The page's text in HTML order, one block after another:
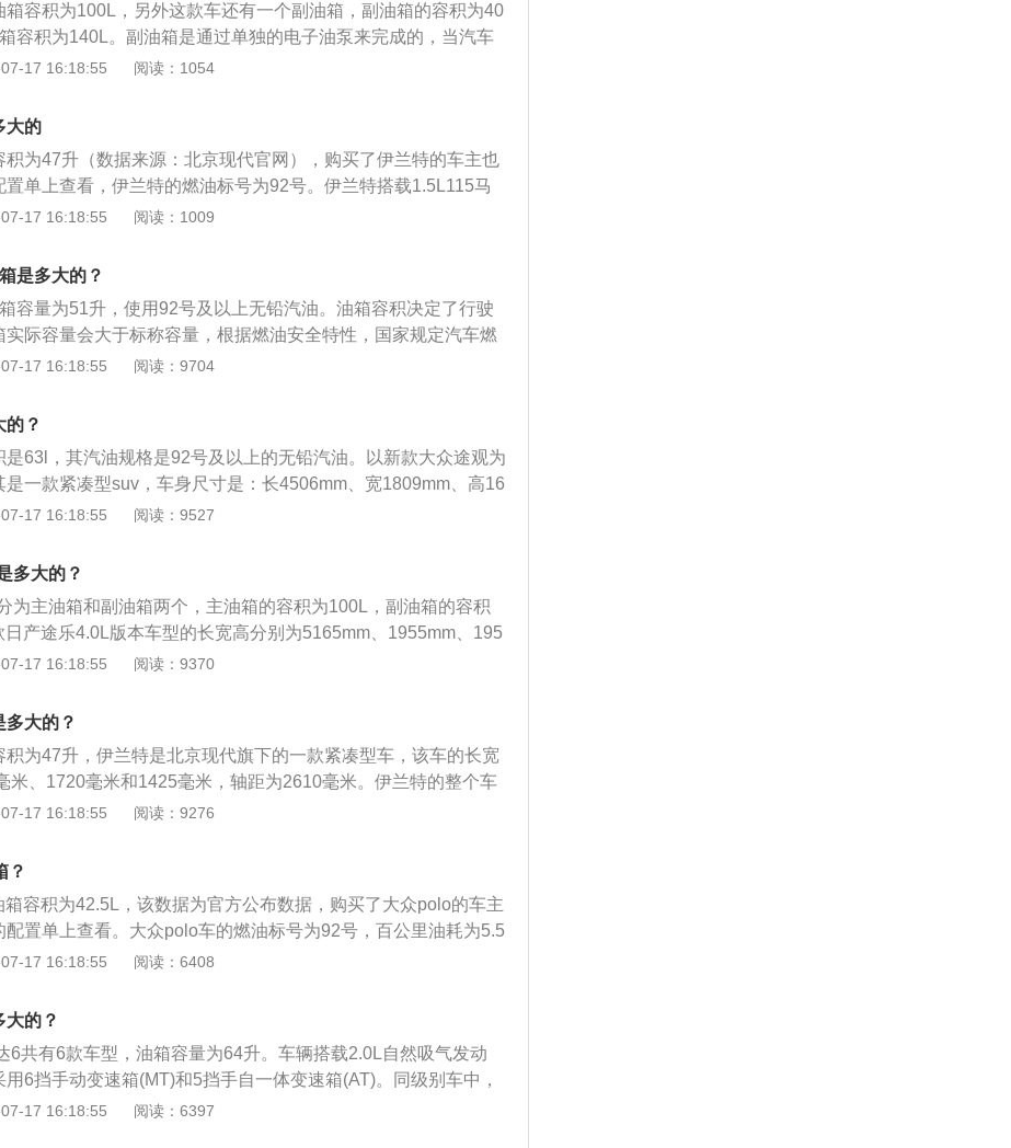
汽缸壁过热，导致活塞损坏。虽说高标号的汽油抗爆震能力较
择何种型号的汽油应当根据车型的要求，选择合适的即可。加油
油前应当关闭车辆发动机以及车内的一切电源，避免产生火花
防在行驶过程中抛锚。3、加油过程中，最好不要有人员停留
冷的冬季，衣服等物品都容易产生静电，在拿起加油枪之前应
。5、掌握加油枪的正确操作方法，如果不会，请工作人员帮忙
可能造成安全事故。
箱容积为100L，另外这款车还有一个副油箱，副油箱的容积为40
容积为140L。副油箱是通过单独的电子油泵来完成的，当汽车
低的时候，行车电脑会根据副油箱油量响应，将副油箱的燃油
车的长宽高尺寸分别为5165乘1995乘1955MM，汽车的轴距为3
日产途乐的采用的是非承载式车身结构，汽车的前、后悬架均为
。途乐一共使用了两款发动机，一款是4.0L自然吸气V6发动机，
然吸气V8发动机。4.0L自然吸气V6发动机拥有279马力和394牛
款发动机的最大功率转速为5600转每分钟，最大扭矩转速为40
是7AT变速箱。5.6L自然吸气V8发动机拥有398马力和555牛米
款发动机的最大功率转速为5800转每分钟，最大扭矩转速为4000
发动机搭载了缸内直喷技术，并且使用了铝合金缸盖缸体。与这
17 16:18:55 阅读：1054
大的
积为47升（数据来源：北京现代官网），购买了伊兰特的车主也
置单上查看，伊兰特的燃油标号为92号。伊兰特搭载1.5L115马
CVT变速箱，前置前驱，前悬架为麦弗逊式独立悬挂，后悬架为
油表进行读数的观察，如果没有其他问题，油量的数值会真实的
仪表的燃油表一般有5到6格，一般燃油表还剩2格的时候就要加
路没油的情况发生。
17 16:18:55 阅读：1009
是多大的？
容量为51升，使用92号及以上无铅汽油。油箱容积决定了行驶
实际容量会大于标称容量，根据燃油安全特性，国家规定汽车燃
定容量的95%，所以加满油时可比标称容量多10%油量。加油
一个通气孔。如果油加得太满，汽油就会从通气孔中溢出。通
油箱汽油加得太满，就会导致通气孔堵塞，反而会造成供油不
油的情况。对碳罐构成危害：碳罐用来吸附汽油蒸汽，一是防止
中污染环境；二是为了节能，重新利用这些挥发的汽油。汽油太
入碳罐中，直接损坏碳罐。
17 16:18:55 阅读：9704
的？
是63l，其汽油规格是92号及以上的无铅汽油。以新款大众途观为
是一款紧凑型suv，车身尺寸是：长4506mm、宽1809mm、高16
，车身重量为1600kg。动力上：新款大众途观搭载了1.8
的是6挡手自一体变速箱。
17 16:18:55 阅读：9527
多大的？
为主油箱和副油箱两个，主油箱的容积为100L，副油箱的容积
产途乐4.0L版本车型的长宽高分别为5165mm、1955mm、195
。途乐新车的前脸和常见的日产那些家用车不同，大面积
鼓出的腰线、平直的线条，途乐的C柱造型成为其的一大特色。
17 16:18:55 阅读：9370
多大的？
积为47升，伊兰特是北京现代旗下的一款紧凑型车，该车的长宽
米、1720毫米和1425毫米，轴距为2610毫米。伊兰特的整个车
，但前脸重新设计后却很有攻击性，发动机罩上两条粗棱线向
彩搭配显得很清新，在中控台和车门内扶手上还搭配了亚光金属
很时尚。
17 16:18:55 阅读：9276
？
容积为42.5L，该数据为官方公布数据，购买了大众polo的车主
配置单上查看。大众polo车的燃油标号为92号，百公里油耗为5.5
以跑的里程为772km。日常行驶过程中，需要随时注意油箱的
地反应到油表上。仪表的燃油表一般有5到6格，一般燃油表还剩
油，以免开到半路没油的情况发生。实际加油过程中，油的量
容积，这是由于汽车厂家所标定的油箱容积是从油箱底到安全
安全界度到油箱口还有一定的空间，这个空间是为了保证油箱
高的情况下膨胀，而不至于溢出油箱的安全空间。如果在加油
17 16:18:55 阅读：6408
大的？
6共有6款车型，油箱容量为64升。车辆搭载2.0L自然吸气发动
6挡手动变速箱(MT)和5挡手自一体变速箱(AT)。同级别车中，
箱容积60升，雅阁2022款油箱容积为56升，帕萨特2022款油箱
17 16:18:55 阅读：6397